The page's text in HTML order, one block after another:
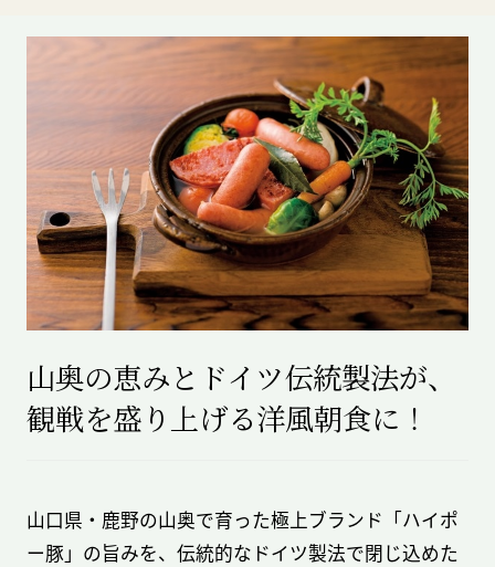
山奥の恵みとドイツ伝統製法が、
観戦を盛り上げる洋風朝食に！
山口県・鹿野の山奥で育った極上ブランド「ハイポ
ー豚」の旨みを、伝統的なドイツ製法で閉じ込めた